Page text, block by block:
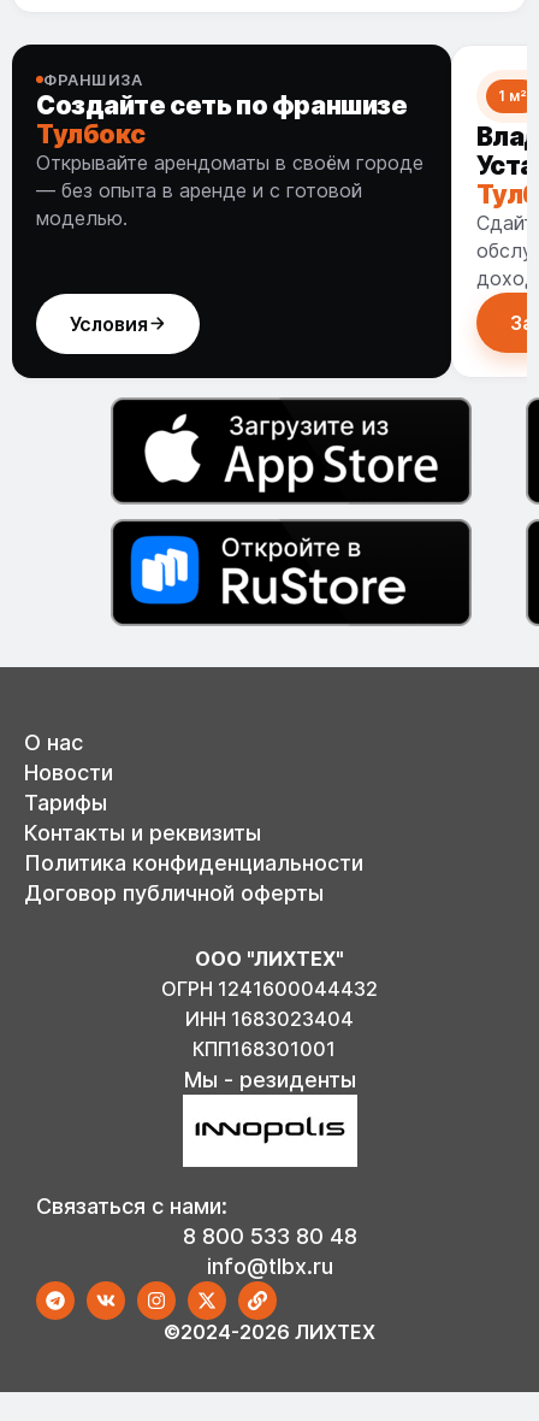
ФРАНШИЗА
Создайте сеть по франшизе
Тулбокс
Открывайте арендоматы в своём городе
— без опыта в аренде и с готовой
моделью.
Условия
1 м²
Связаться с нами:
8 800 533 80 48
info@tlbx.ru
©2024-2026 ЛИХТЕХ
О нас
Новости
Тарифы
Контакты и реквизиты
Политика конфиденциальности
Договор публичной оферты
ООО "ЛИХТЕХ"
ОГРН 1241600044432
ИНН 1683023404
КПП168301001
Мы - резиденты